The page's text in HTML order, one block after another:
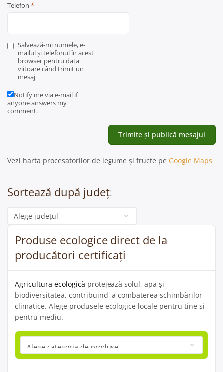
Telefon *
Salvează-mi numele, e-
mailul și telefonul în acest
browser pentru data
viitoare când trimit un
mesaj
Notify me via e-mail if
anyone answers my
comment.
Vezi harta procesatorilor de legume și fructe pe Google Maps
Sortează după județ:
Categorie
Produse ecologice direct de la
producători certificați
Agricultura ecologică protejează solul, apa și
biodiversitatea, contribuind la combaterea schimbărilor
climatice. Alege produsele ecologice locale pentru tine și
pentru mediu.